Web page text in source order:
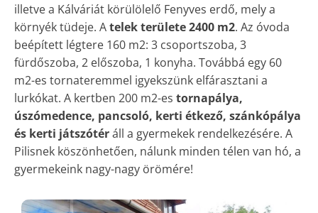
illetve a Kálváriát körülölelő Fenyves erdő, mely a
környék tüdeje. Atelek területe 2400 m2. Az óvoda
beépített légtere 160 m2: 3 csoportszoba, 3
fürdőszoba, 2 előszoba, 1 konyha. Továbbá egy 60
m2-es tornateremmel igyekszünk elfárasztani a
lurkókat. A kertben 200 m2-es tornapálya,
úszómedence, pancsoló, kerti étkező, szánkópálya
és kerti játszótéráll a gyermekek rendelkezésére. A
Pilisnek köszönhetően, nálunk minden télen van hó, a
gyermekeink nagy-nagy örömére!